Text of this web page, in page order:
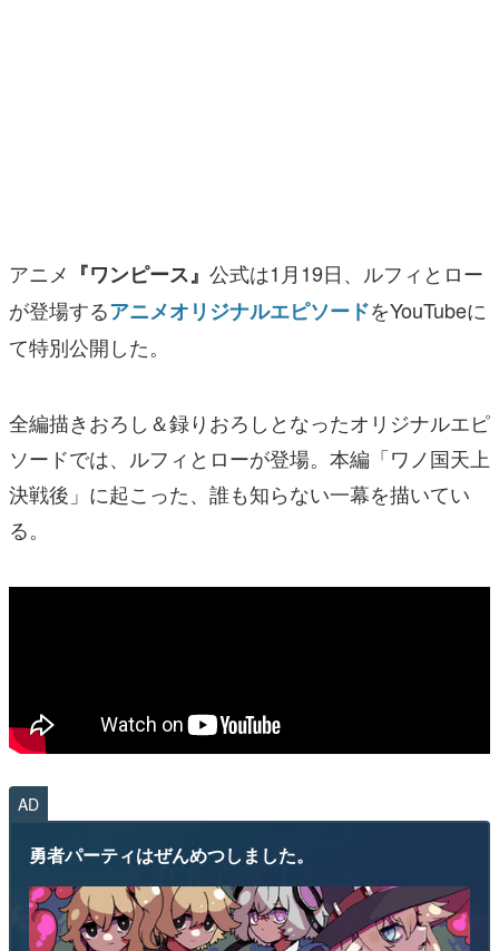
アニメ 『ワンピース』 公式は1月19日、ルフィとロー
が登場するアニメオリジナルエピソードをYouTubeに
て特別公開した。
全編描きおろし＆録りおろしとなったオリジナルエピ
ソードでは、ルフィとローが登場。本編「ワノ国天上
決戦後」に起こった、誰も知らない一幕を描いてい
る。
AD
勇者パーティはぜんめつしました。